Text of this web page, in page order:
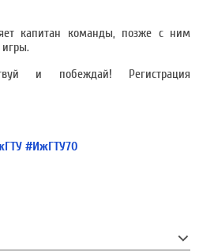
капитан команды, позже с ним
игры.
и побеждай! Регистрация
#ИжГТУ70